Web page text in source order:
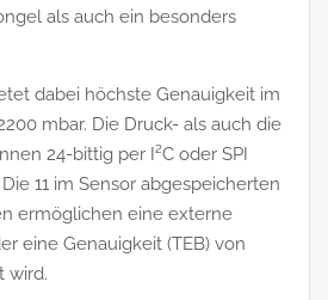
als auch ein besonders
dabei höchste Genauigkeit im
mbar. Die Druck- als auch die
24-bittig per I²C oder SPI
11 im Sensor abgespeicherten
ermöglichen eine externe
eine Genauigkeit (TEB) von
wird.